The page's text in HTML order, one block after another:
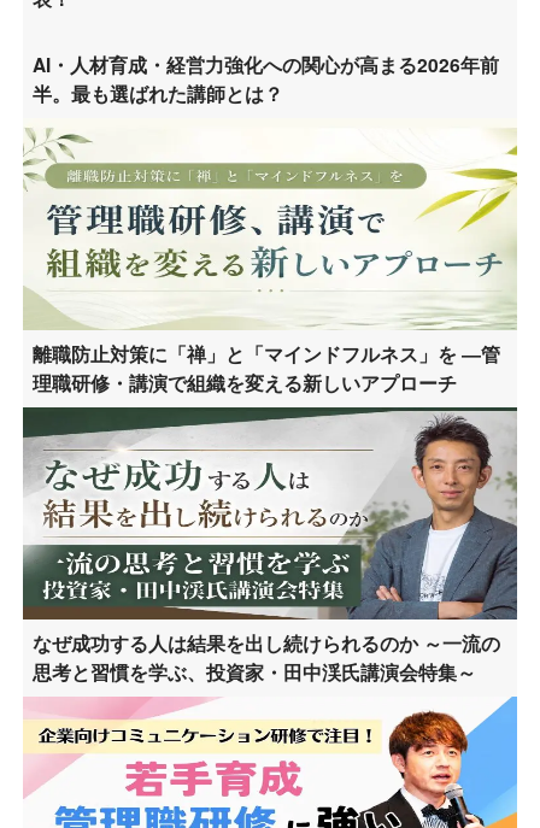
AI・人材育成・経営力強化への関心が高まる2026年前
半。最も選ばれた講師とは？
離職防止対策に「禅」と「マインドフルネス」を ―管
理職研修・講演で組織を変える新しいアプローチ
なぜ成功する人は結果を出し続けられるのか ～一流の
思考と習慣を学ぶ、投資家・田中渓氏講演会特集～